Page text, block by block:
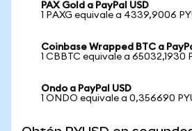
PAX Gold a PayPal USD
1 PAXG equivale a 4339,9006
Coinbase Wrapped BTC a
1 CBBTC equivale a 65032,1930
Ondo a PayPal USD
1 ONDO equivale a 0,356690